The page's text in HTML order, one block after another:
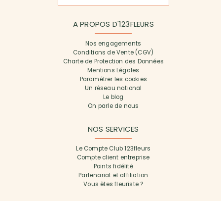
A PROPOS D'123FLEURS
Nos engagements
Conditions de Vente (CGV)
Charte de Protection des Données
Mentions Légales
Paramétrer les cookies
Un réseau national
Le blog
On parle de nous
NOS SERVICES
Le Compte Club 123fleurs
Compte client entreprise
Points fidélité
Partenariat et affiliation
Vous êtes fleuriste ?